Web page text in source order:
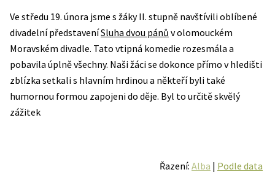
Ve středu 19. února jsme s žáky II. stupně navštívili oblíbené
divadelní představeníSluha dvou pánů v olomouckém
Moravském divadle. Tato vtipná komedie rozesmála a
pobavila úplně všechny. Naši žáci se dokonce přímo v hledišti
zblízka setkali s hlavním hrdinou a někteří byli také
humornou formou zapojeni do děje. Byl to určitě skvělý
zážitek
Řazení: Alba | Podle data